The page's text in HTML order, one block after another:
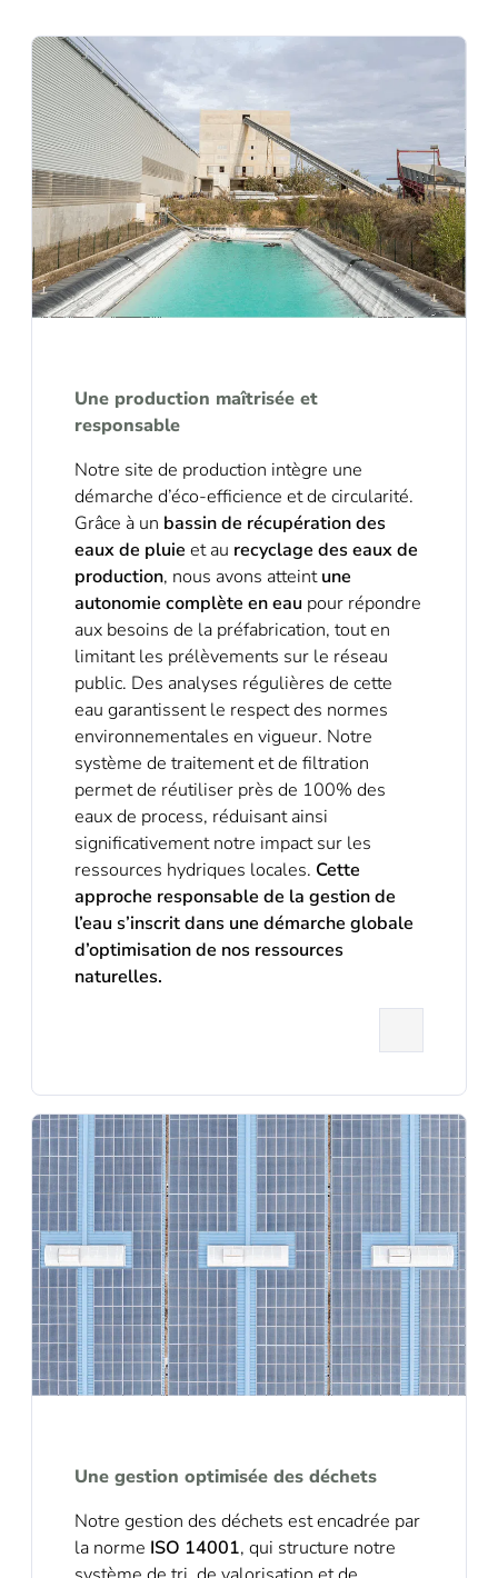
Une production maîtrisée et
responsable
Notre site de production intègre une
démarche d’éco-efficience et de circularité.
Grâce à un bassin de récupération des
eaux de pluie et au recyclage des eaux de
production, nous avons atteintune
autonomie complète en eau pour répondre
aux besoins de la préfabrication, tout en
limitant les prélèvements sur le réseau
public. Des analyses régulières de cette
eau garantissent le respect des normes
environnementales en vigueur. Notre
système de traitement et de filtration
permet de réutiliser près de 100% des
eaux de process, réduisant ainsi
significativement notre impact sur les
ressources hydriques locales. Cette
approche responsable de la gestion de
l’eau s’inscrit dans une démarche globale
d’optimisation de nos ressources
naturelles.
Une gestion optimisée des déchets
Notre gestion des déchets est encadrée par
la norme ISO 14001, qui structure notre